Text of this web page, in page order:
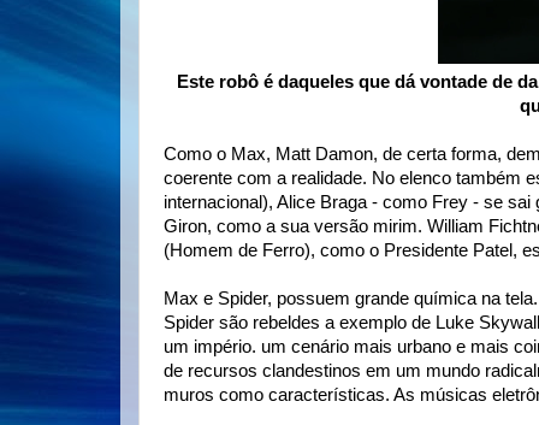
Este robô é daqueles que dá vontade de
Como o Max, Matt Damon, de certa forma,
coerente com a realidade. No elenco também
internacional), Alice Braga - como Frey - se
Giron, como a sua versão mirim. William
(Homem de Ferro), como o Presidente Patel,
Max e Spider, possuem grande química na
Spider são rebeldes a exemplo de Luke
um império. um cenário mais urbano e mais
de recursos clandestinos em um mundo
muros como características. As músicas